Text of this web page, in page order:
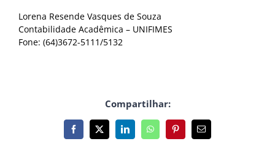
Lorena Resende Vasques de Souza
Contabilidade Acadêmica – UNIFIMES
Fone: (64)3672-5111/5132
Compartilhar:
Facebook
X LinkedInWhatsAppPinterest
E-
mail